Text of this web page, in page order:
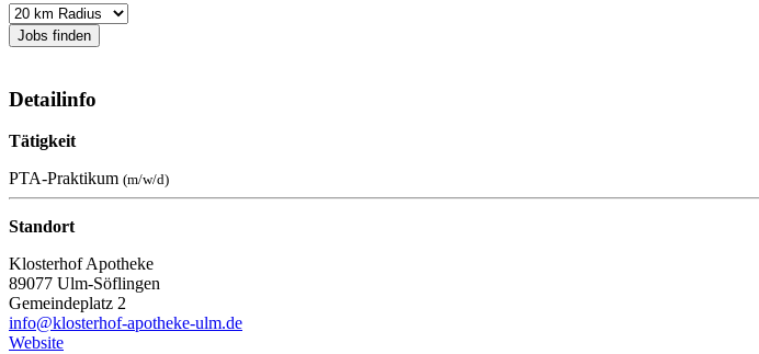
Jobs finden
Detailinfo
Tätigkeit
PTA-Praktikum (m/w/d)
Standort
Klosterhof Apotheke
89077 Ulm-Söflingen
Gemeindeplatz 2
info@klosterhof-apotheke-ulm.de
Website